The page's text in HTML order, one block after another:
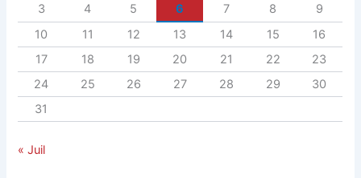
3
4 5 6 7 8
9
10
11 12 13 14 15
16
17
18 19 20 21 22
23
24
25 26 27 28 29
30
31
« Juil